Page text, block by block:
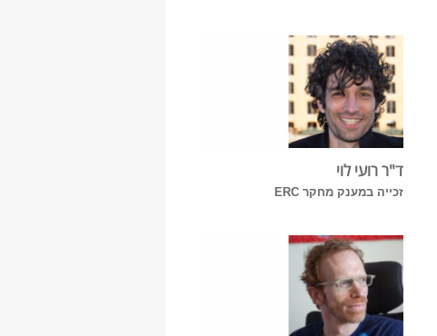
ד"ר רועי לוי
זכייה במענק מחקר ERC